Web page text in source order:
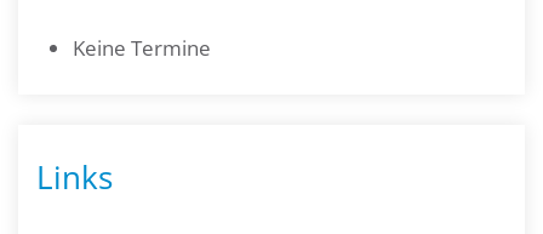
Keine Termine
Links